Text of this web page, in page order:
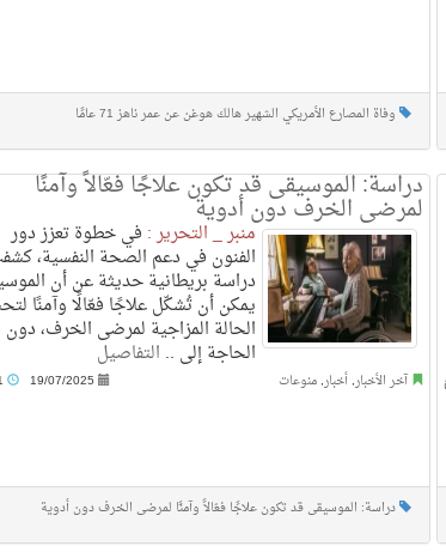
وفاة المصارع الأمريكي الشهير هالك هوغن عن عمر ناهز 71 عامًا
دراسة: الموسيقى قد تكون علاجًا فعّالاً وآمنًا
لمرضى الخرف دون أدوية
منبر _ التحرير : في خطوة تعزز دور
الفنون في دعم الصحة النفسية،
دراسة بريطانية حديثة عن أن
يمكن أن تُشكّل علاجًا فعّالًا وآمنًا
الحالة المزاجية لمرضى الخرف، دون
الحاجة إلى .. التفاصيل
آخر الأخبار,أخبار,منوعات 19/07/2025
دراسة: الموسيقى قد تكون علاجًا فعّالاً وآمنًا لمرضى الخرف دون أدوية